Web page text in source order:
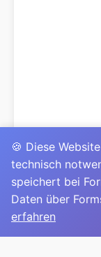
🍪 Diese
technisch
speichert bei
Daten über
erfahren